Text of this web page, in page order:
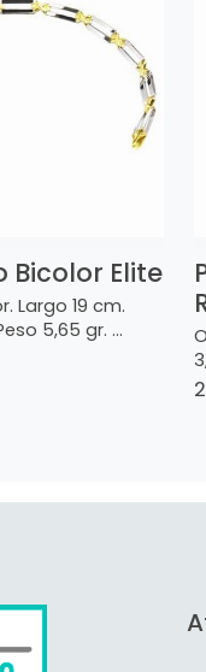
Bicolor Elite
Largo 19 cm.
5,65 gr. ...